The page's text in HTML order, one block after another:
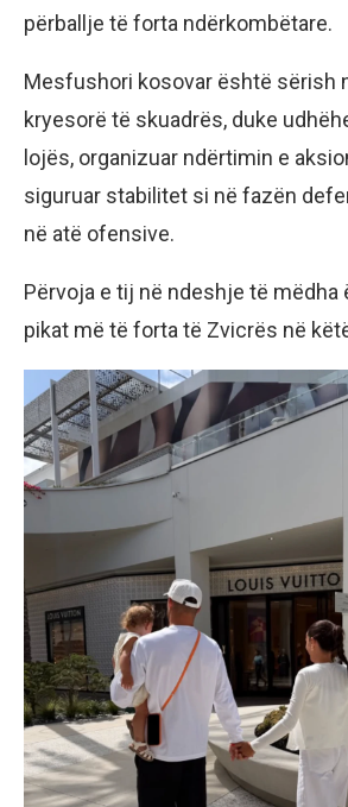
përballje të forta ndërkombëtare.
Mesfushori kosovar është sërish
kryesorë të skuadrës, duke
lojës, organizuar ndërtimin e
siguruar stabilitet si në fazën
në atë ofensive.
Përvoja e tij në ndeshje të mëdha
pikat më të forta të Zvicrës në